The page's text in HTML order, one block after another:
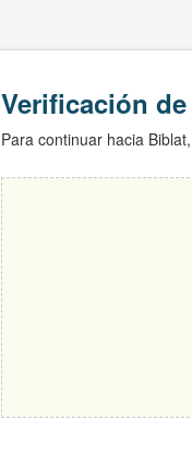
Verificación
Para continuar hacia